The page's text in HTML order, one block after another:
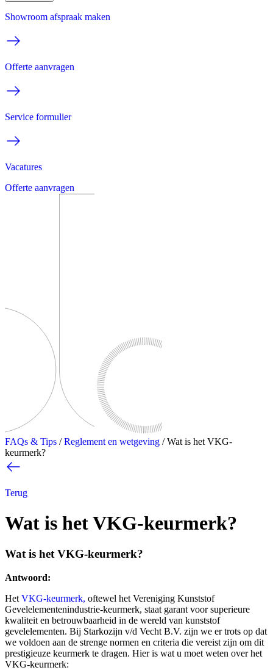
Showroom afspraak maken
Offerte aanvragen
Service formulier
Vacatures
Offerte aanvragen
FAQs & Tips / Reglement en wetgeving / Wat is het VKG-
keurmerk?
Terug
Wat is het VKG-keurmerk?
Wat is het VKG-keurmerk?
Antwoord:
Het VKG-keurmerk, oftewel het Vereniging Kunststof
Gevelelementenindustrie-keurmerk, staat garant voor superieure
kwaliteit en betrouwbaarheid in de wereld van kunststof
gevelelementen. Bij Starkozijn v/d Vecht B.V. zijn we er trots op dat
we voldoen aan de strenge normen en criteria die vereist zijn om dit
prestigieuze keurmerk te dragen. Hier is wat u moet weten over het
VKG-keurmerk: